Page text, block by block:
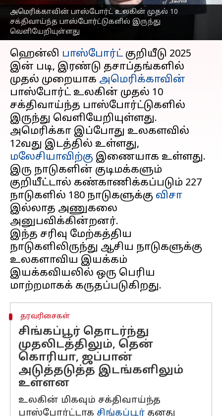
அமெரிக்காவின் பாஸ்போர்ட் உலகின் முதல் 10
சக்திவாய்ந்த பாஸ்போர்ட்டுகளில் இருந்து
வெளியேறியுள்ளது
எழுதியவர் Venkatalakshmi V Oct 15, 2025 12:51 pm
செய்தி முன்னோட்டம்
ஹென்லி பாஸ்போர்ட் குறியீடு 2025
இன் படி, இரண்டு தசாப்தங்களில்
முதல் முறையாக அமெரிக்காவின்
பாஸ்போர்ட் உலகின் முதல் 10
சக்திவாய்ந்த பாஸ்போர்ட்டுகளில்
இருந்து வெளியேறியுள்ளது.
அமெரிக்கா இப்போது உலகளவில்
12வது இடத்தில் உள்ளது,
மலேசியாவிற்கு இணையாக உள்ளது.
இரு நாடுகளின் குடிமக்களும்
குறியீட்டால் கண்காணிக்கப்படும் 227
நாடுகளில் 180 நாடுகளுக்கு விசா
இல்லாத அணுகலை
அனுபவிக்கின்றனர்.
இந்த சரிவு மேற்கத்திய
நாடுகளிலிருந்து ஆசிய நாடுகளுக்கு
உலகளாவிய இயக்கம்
இயக்கவியலில் ஒரு பெரிய
தரவரிசைகள்
சிங்கப்பூர் தொடர்ந்து
முதலிடத்திலும், தென்
கொரியா, ஜப்பான்
அடுத்தடுத்த இடங்களிலும்
உள்ளன
உலகின் மிகவும் சக்திவாய்ந்த
பாஸ்போர்ட்டாக சிங்கப்பூர் தனது